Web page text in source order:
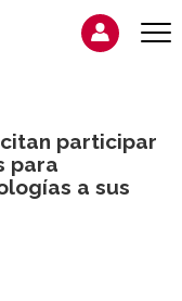
participar
para
a sus